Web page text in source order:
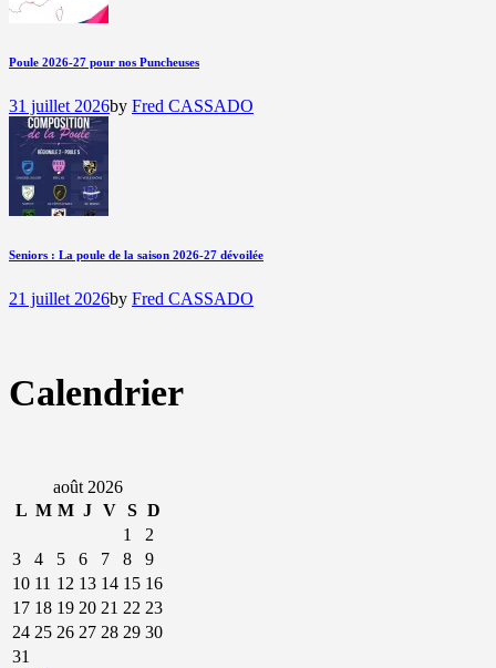
Poule 2026-27 pour nos Puncheuses
31 juillet 2026by Fred CASSADO
Seniors : La poule de la saison 2026-27 dévoilée
21 juillet 2026by Fred CASSADO
Calendrier
août 2026
L M M J V S D
1
2
3
4 5 6 7 8
9
10 11 12 13 14 15 16
17 18 19 20 21 22 23
24 25 26 27 28 29 30
31